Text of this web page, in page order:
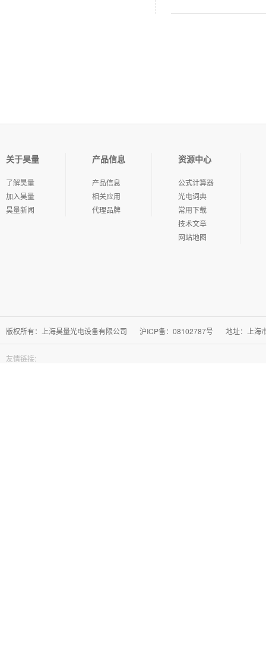
关于昊量
了解昊量
加入昊量
昊量新闻
产品信息
产品信息
相关应用
代理品牌
资源中心
公式计算器
光电词典
常用下载
技术文章
网站地图
版权所有：上海昊量光电设备有限公司 沪ICP备：08102787号 地址：上海
友情链接: